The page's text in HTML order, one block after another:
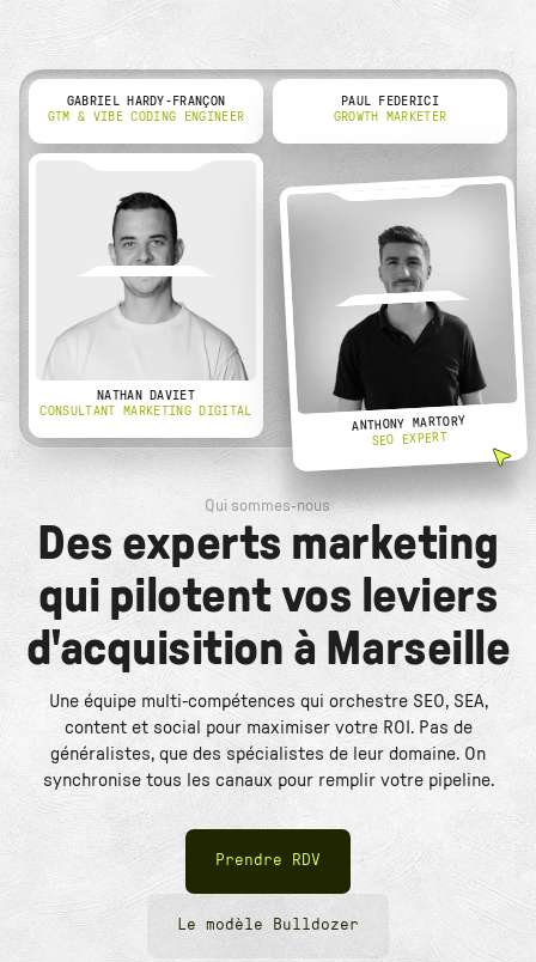
GABRIEL HARDY-FRANÇON
GTM & VIBE CODING ENGINEER
PAUL FEDERICI
GROWTH MARKETER
NATHAN DAVIET
CONSULTANT MARKETING DIGITAL
ANTHONY MARTORY
SEO EXPERT
Qui sommes-nous
Des experts marketing
qui pilotent vos leviers
d'acquisition à Marseille
Une équipe multi-compétences qui orchestre SEO, SEA,
content et social pour maximiser votre ROI. Pas de
généralistes, que des spécialistes de leur domaine. On
synchronise tous les canaux pour remplir votre pipeline.
Prendre RDV
Le modèle Bulldozer